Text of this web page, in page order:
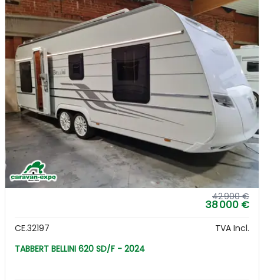
42 900 €
38 000 €
CE.32197
TVA Incl.
TABBERT BELLINI 620 SD/F - 2024